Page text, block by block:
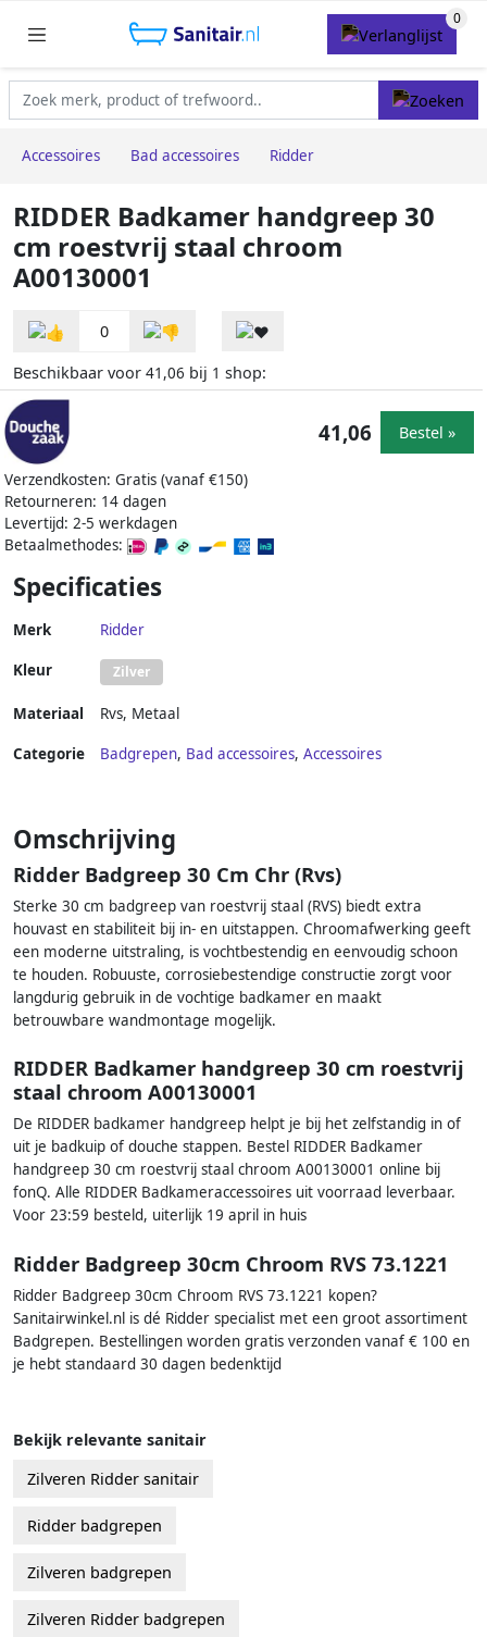
Accessoires Bad accessoires Ridder
RIDDER Badkamer handgreep 30
cm roestvrij staal chroom
A00130001
0
Beschikbaar voor 41,06 bij 1 shop:
Verzendkosten: Gratis (vanaf €150)
Retourneren: 14 dagen
Levertijd: 2-5 werkdagen
Betaalmethodes:
41,06 Bestel »
Specificaties
Merk Ridder
Kleur Zilver
Materiaal Rvs, Metaal
Categorie Badgrepen, Bad accessoires, Accessoires
Omschrijving
Ridder Badgreep 30 Cm Chr (Rvs)
Sterke 30 cm badgreep van roestvrij staal (RVS) biedt extra
houvast en stabiliteit bij in- en uitstappen. Chroomafwerking geeft
een moderne uitstraling, is vochtbestendig en eenvoudig schoon
te houden. Robuuste, corrosiebestendige constructie zorgt voor
langdurig gebruik in de vochtige badkamer en maakt
betrouwbare wandmontage mogelijk.
RIDDER Badkamer handgreep 30 cm roestvrij
staal chroom A00130001
De RIDDER badkamer handgreep helpt je bij het zelfstandig in of
uit je badkuip of douche stappen. Bestel RIDDER Badkamer
handgreep 30 cm roestvrij staal chroom A00130001 online bij
fonQ. Alle RIDDER Badkameraccessoires uit voorraad leverbaar.
Voor 23:59 besteld, uiterlijk 19 april in huis
Ridder Badgreep 30cm Chroom RVS 73.1221
Ridder Badgreep 30cm Chroom RVS 73.1221 kopen?
Sanitairwinkel.nl is dé Ridder specialist met een groot assortiment
Badgrepen. Bestellingen worden gratis verzonden vanaf € 100 en
je hebt standaard 30 dagen bedenktijd
Bekijk relevante sanitair
Zilveren Ridder sanitair
Ridder badgrepen
Zilveren badgrepen
Zilveren Ridder badgrepen